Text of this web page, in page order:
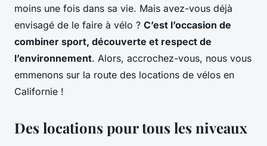
moins une fois dans sa vie. Mais avez-vous déjà
envisagé de le faire à vélo ? C’est l’occasion de
combiner sport, découverte et respect de
l’environnement. Alors, accrochez-vous, nous vous
emmenons sur la route des locations de vélos en
Californie !
Des locations pour tous les niveaux